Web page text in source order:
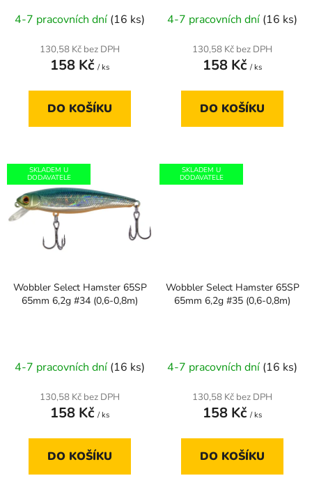
4-7 pracovních dní (16 ks)
130,58 Kč bez DPH
158 Kč / ks
DO KOŠÍKU
4-7 pracovních dní (16 ks)
130,58 Kč bez DPH
158 Kč / ks
DO KOŠÍKU
SKLADEM U
DODAVATELE
Wobbler Select Hamster 65SP
65mm 6,2g #34 (0,6-0,8m)
4-7 pracovních dní (16 ks)
130,58 Kč bez DPH
158 Kč / ks
DO KOŠÍKU
SKLADEM U
DODAVATELE
Wobbler Select Hamster 65SP
65mm 6,2g #35 (0,6-0,8m)
4-7 pracovních dní (16 ks)
130,58 Kč bez DPH
158 Kč / ks
DO KOŠÍKU